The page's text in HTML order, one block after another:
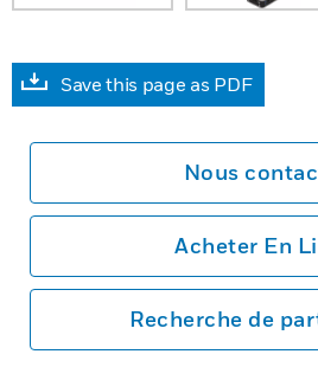
Save this page as PDF
Nous
Acheter En
Recherche de